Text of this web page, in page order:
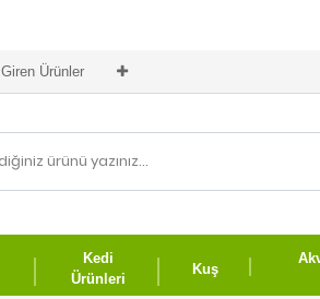
Ürünler
Kedi
Ürünleri
Kuş